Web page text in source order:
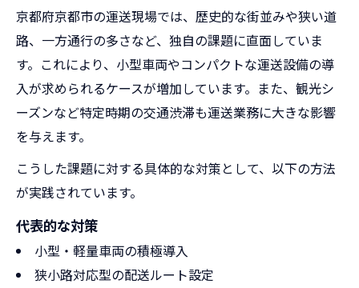
京都府京都市の運送現場では、歴史的な街並みや狭い道
路、一方通行の多さなど、独自の課題に直面していま
す。これにより、小型車両やコンパクトな運送設備の導
入が求められるケースが増加しています。また、観光シ
ーズンなど特定時期の交通渋滞も運送業務に大きな影響
を与えます。
こうした課題に対する具体的な対策として、以下の方法
が実践されています。
代表的な対策
小型・軽量車両の積極導入
狭小路対応型の配送ルート設定